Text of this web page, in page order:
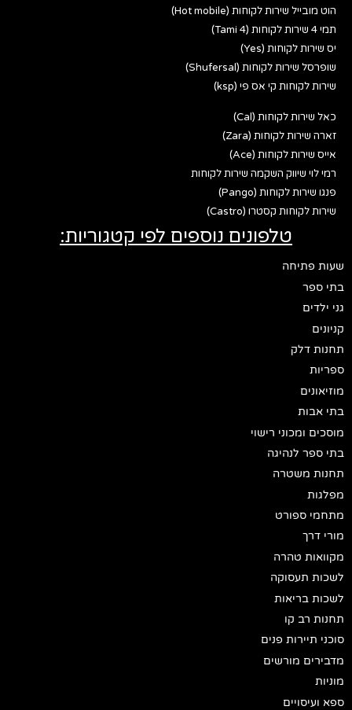
הוט מובייל שירות לקוחות (Hot mobile)
תמי 4 שירות לקוחות (Tami 4)
יס שירות לקוחות (Yes)
שופרסל שירות לקוחות (Shufersal)
שירות לקוחות קי אס פי (ksp)
כאל שירות לקוחות (Cal)
זארה שירות לקוחות (Zara)
אייס שירות לקוחות (Ace)
רמי לוי שיווק השקמה שירות לקוחות
פנגו שירות לקוחות (Pango)
שירות לקוחות קסטרו (Castro)
טלפונים נוספים לפי קטגוריות:
שעות פתיחה
בתי ספר
גני ילדים
קניונים
תחנות דלק
ספריות
מוזיאונים
בתי אבות
מוסכים ומכוני רישוי
בתי ספר לנהיגה
תחנות משטרה
מפלגות
מתחמי ספורט
מורי דרך
מקוואות טהרה
לשכות תעסוקה
לשכות בריאות
תחנות רב קו
סוכני תיירות פנים
מדבירים מורשים
מוניות
ספא ועיסויים